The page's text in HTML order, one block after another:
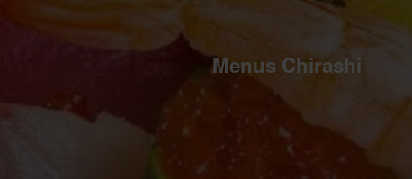
Menus Chirashi